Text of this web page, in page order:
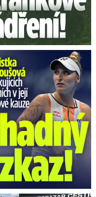
v kauze: Záhadný vzkaz!